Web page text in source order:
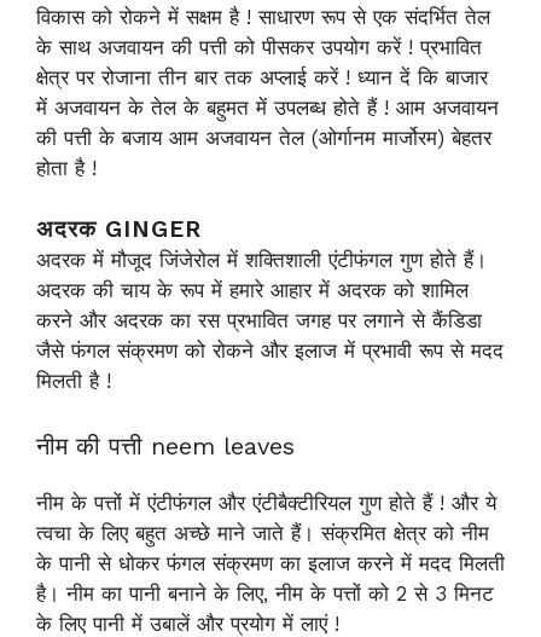
विकास को रोकने में सक्षम है ! साधारण रूप से एक संदर्भित तेल
के साथ अजवायन की पत्ती को पीसकर उपयोग करें ! प्रभावित
क्षेत्र पर रोजाना तीन बार तक अप्लाई करें ! ध्यान दें कि बाजार
में अजवायन के तेल के बहुमत में उपलब्ध होते हैं ! आम अजवायन
की पत्ती के बजाय आम अजवायन तेल (ओर्गानम मार्जोरम) बेहतर
होता है !
अदरक GINGER
अदरक में मौजूद जिंजेरोल में शक्तिशाली एंटीफंगल गुण होते हैं।
अदरक की चाय के रूप में हमारे आहार में अदरक को शामिल
करने और अदरक का रस प्रभावित जगह पर लगाने से कैंडिडा
जैसे फंगल संक्रमण को रोकने और इलाज में प्रभावी रूप से मदद
मिलती है !
नीम की पत्ती neem leaves
नीम के पत्तों में एंटीफंगल और एंटीबैक्टीरियल गुण होते हैं ! और ये
त्वचा के लिए बहुत अच्छे माने जाते हैं। संक्रमित क्षेत्र को नीम
के पानी से धोकर फंगल संक्रमण का इलाज करने में मदद मिलती
है। नीम का पानी बनाने के लिए, नीम के पत्तों को 2 से 3 मिनट
के लिए पानी में उबालें और प्रयोग में लाएं !